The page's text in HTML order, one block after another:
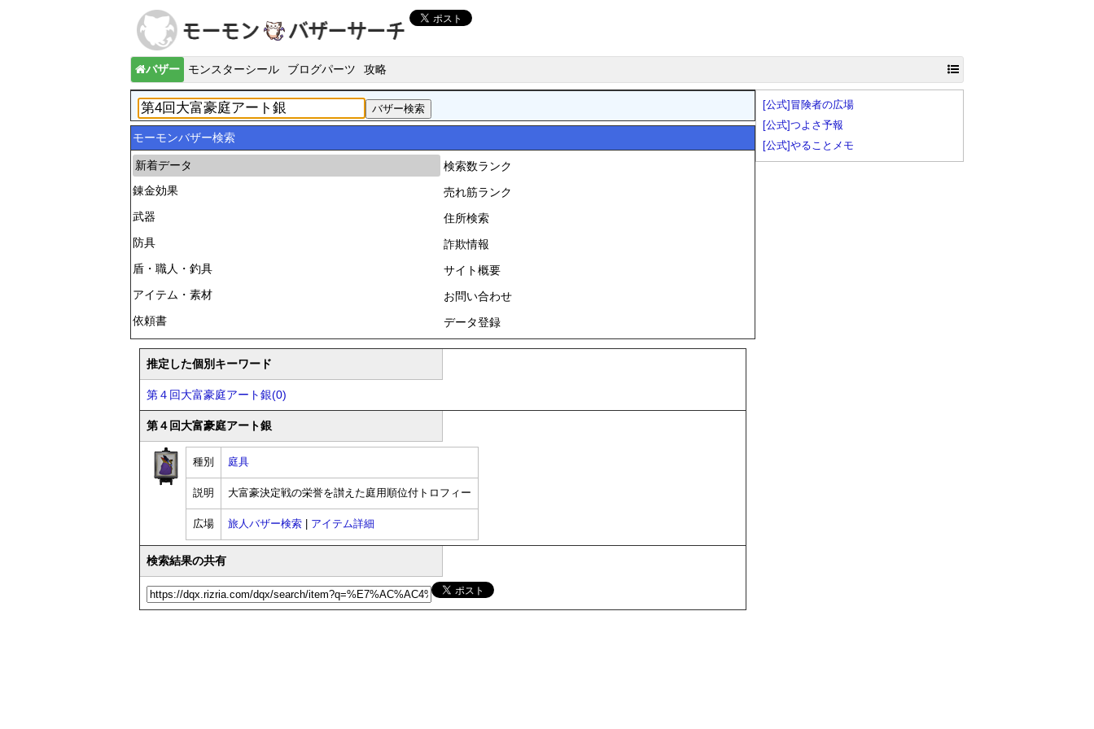
バザー モンスターシール ブログパーツ 攻略
モーモンバザー検索
新着データ
錬金効果
武器
防具
盾・職人・釣具
アイテム・素材
依頼書
検索数ランク
売れ筋ランク
住所検索
詐欺情報
サイト概要
お問い合わせ
データ登録
推定した個別キーワード
第４回大富豪庭アート銀(0)
第４回大富豪庭アート銀
種別 庭具
説明 大富豪決定戦の栄誉を讃えた庭用順位付トロフィー
広場 旅人バザー検索 アイテム詳細
検索結果の共有
[公式]冒険者の広場
[公式]つよさ予報
[公式]やることメモ